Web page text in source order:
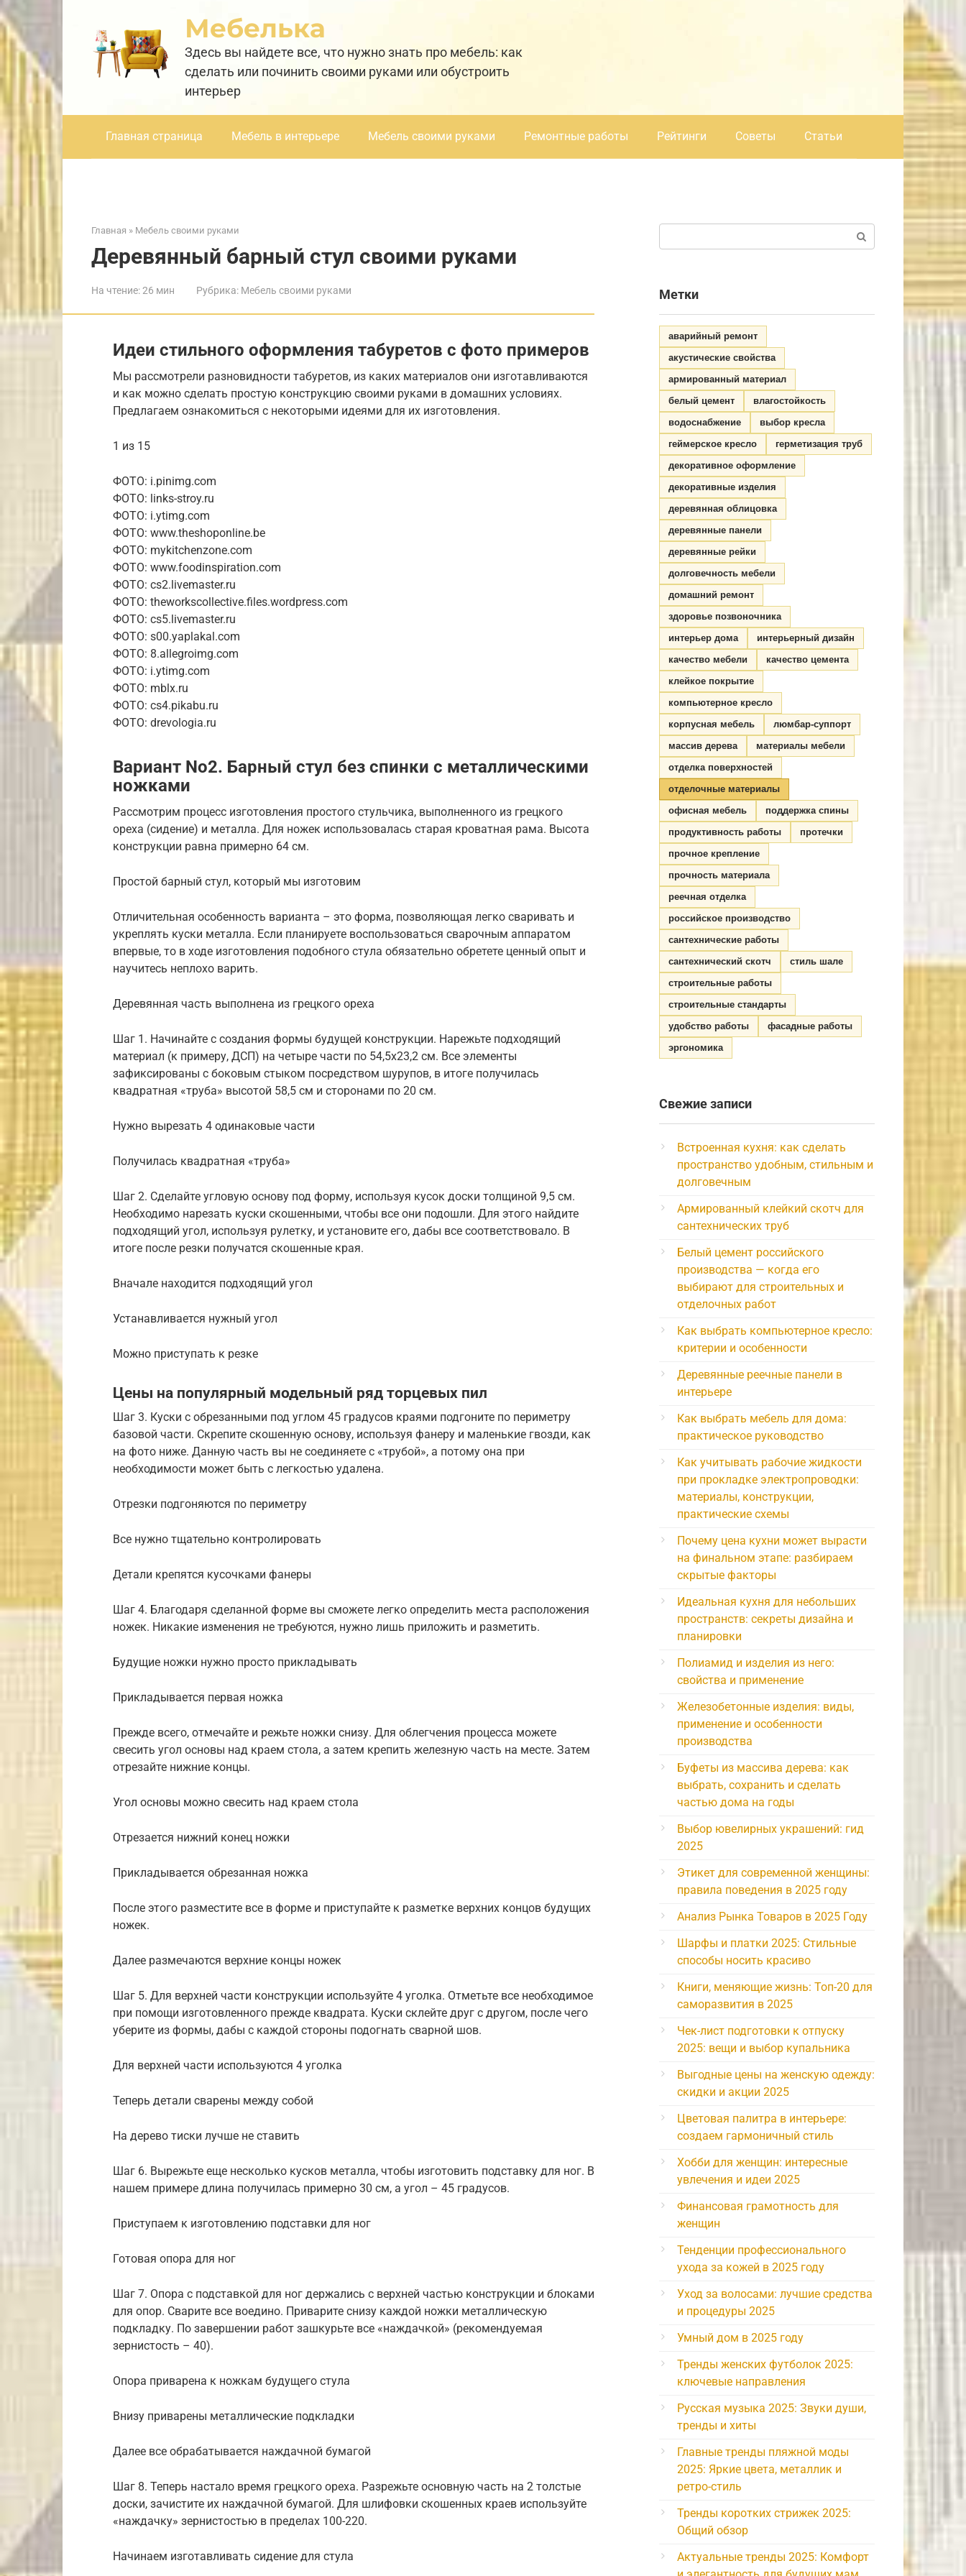
Перейти
к
контенту
Мебелька
Здесь вы найдете все, что нужно знать про мебель: как
сделать или починить своими руками или обустроить
интерьер
Главная страница Мебель в интерьере Мебель своими руками Ремонтные работы Рейтинги Советы Статьи
Главная » Мебель своими руками
Деревянный барный стул своими руками
На чтение:26 мин Рубрика: Мебель своими руками
Идеи стильного оформления табуретов с фото примеров
Мы рассмотрели разновидности табуретов, из каких материалов они изготавливаются
и как можно сделать простую конструкцию своими руками в домашних условиях.
Предлагаем ознакомиться с некоторыми идеями для их изготовления.
1 из 15
ФОТО: i.pinimg.com
ФОТО: links-stroy.ru
ФОТО: i.ytimg.com
ФОТО: www.theshoponline.be
ФОТО: mykitchenzone.com
ФОТО: www.foodinspiration.com
ФОТО: cs2.livemaster.ru
ФОТО: theworkscollective.files.wordpress.com
ФОТО: cs5.livemaster.ru
ФОТО: s00.yaplakal.com
ФОТО: 8.allegroimg.com
ФОТО: i.ytimg.com
ФОТО: mblx.ru
ФОТО: cs4.pikabu.ru
ФОТО: drevologia.ru
Вариант No2. Барный стул без спинки с металлическими
ножками
Рассмотрим процесс изготовления простого стульчика, выполненного из грецкого
ореха (сидение) и металла. Для ножек использовалась старая кроватная рама. Высота
конструкции равна примерно 64 см.
Простой барный стул, который мы изготовим
Отличительная особенность варианта – это форма, позволяющая легко сваривать и
укреплять куски металла. Если планируете воспользоваться сварочным аппаратом
впервые, то в ходе изготовления подобного стула обязательно обретете ценный опыт и
научитесь неплохо варить.
Деревянная часть выполнена из грецкого ореха
Шаг 1. Начинайте с создания формы будущей конструкции. Нарежьте подходящий
материал (к примеру, ДСП) на четыре части по 54,5х23,2 см. Все элементы
зафиксированы с боковым стыком посредством шурупов, в итоге получилась
квадратная «труба» высотой 58,5 см и сторонами по 20 см.
Нужно вырезать 4 одинаковые части
Получилась квадратная «труба»
Шаг 2. Сделайте угловую основу под форму, используя кусок доски толщиной 9,5 см.
Необходимо нарезать куски скошенными, чтобы все они подошли. Для этого найдите
подходящий угол, используя рулетку, и установите его, дабы все соответствовало. В
итоге после резки получатся скошенные края.
Вначале находится подходящий угол
Устанавливается нужный угол
Можно приступать к резке
Цены на популярный модельный ряд торцевых пил
Шаг 3. Куски с обрезанными под углом 45 градусов краями подгоните по периметру
базовой части. Скрепите скошенную основу, используя фанеру и маленькие гвозди, как
на фото ниже. Данную часть вы не соединяете с «трубой», а потому она при
необходимости может быть с легкостью удалена.
Отрезки подгоняются по периметру
Все нужно тщательно контролировать
Детали крепятся кусочками фанеры
Шаг 4. Благодаря сделанной форме вы сможете легко определить места расположения
ножек. Никакие изменения не требуются, нужно лишь приложить и разметить.
Будущие ножки нужно просто прикладывать
Прикладывается первая ножка
Прежде всего, отмечайте и режьте ножки снизу. Для облегчения процесса можете
свесить угол основы над краем стола, а затем крепить железную часть на месте. Затем
отрезайте нижние концы.
Угол основы можно свесить над краем стола
Отрезается нижний конец ножки
Прикладывается обрезанная ножка
После этого разместите все в форме и приступайте к разметке верхних концов будущих
ножек.
Далее размечаются верхние концы ножек
Шаг 5. Для верхней части конструкции используйте 4 уголка. Отметьте все необходимое
при помощи изготовленного прежде квадрата. Куски склейте друг с другом, после чего
уберите из формы, дабы с каждой стороны подогнать сварной шов.
Для верхней части используются 4 уголка
Теперь детали сварены между собой
На дерево тиски лучше не ставить
Шаг 6. Вырежьте еще несколько кусков металла, чтобы изготовить подставку для ног. В
нашем примере длина получилась примерно 30 см, а угол – 45 градусов.
Приступаем к изготовлению подставки для ног
Готовая опора для ног
Шаг 7. Опора с подставкой для ног держались с верхней частью конструкции и блоками
для опор. Сварите все воедино. Приварите снизу каждой ножки металлическую
подкладку. По завершении работ зашкурьте все «наждачкой» (рекомендуемая
зернистость – 40).
Опора приварена к ножкам будущего стула
Внизу приварены металлические подкладки
Далее все обрабатывается наждачной бумагой
Шаг 8. Теперь настало время грецкого ореха. Разрежьте основную часть на 2 толстые
доски, зачистите их наждачной бумагой. Для шлифовки скошенных краев используйте
«наждачку» зернистостью в пределах 100-220.
Начинаем изготавливать сидение для стула
Метки
аварийный ремонт
акустические свойства
армированный материал
белый цемент
влагостойкость
водоснабжение
выбор кресла
геймерское кресло
герметизация труб
декоративное оформление
декоративные изделия
деревянная облицовка
деревянные панели
деревянные рейки
долговечность мебели
домашний ремонт
здоровье позвоночника
интерьер дома
интерьерный дизайн
качество мебели
качество цемента
клейкое покрытие
компьютерное кресло
корпусная мебель
люмбар-суппорт
массив дерева
материалы мебели
отделка поверхностей
отделочные материалы
офисная мебель
поддержка спины
продуктивность работы
протечки
прочное крепление
прочность материала
реечная отделка
российское производство
сантехнические работы
сантехнический скотч
стиль шале
строительные работы
строительные стандарты
удобство работы
фасадные работы
эргономика
Свежие записи
Встроенная кухня: как сделать
пространство удобным, стильным и
долговечным
Армированный клейкий скотч для
сантехнических труб
Белый цемент российского
производства — когда его
выбирают для строительных и
отделочных работ
Как выбрать компьютерное кресло:
критерии и особенности
Деревянные реечные панели в
интерьере
Как выбрать мебель для дома:
практическое руководство
Как учитывать рабочие жидкости
при прокладке электропроводки:
материалы, конструкции,
практические схемы
Почему цена кухни может вырасти
на финальном этапе: разбираем
скрытые факторы
Идеальная кухня для небольших
пространств: секреты дизайна и
планировки
Полиамид и изделия из него:
свойства и применение
Железобетонные изделия: виды,
применение и особенности
производства
Буфеты из массива дерева: как
выбрать, сохранить и сделать
частью дома на годы
Выбор ювелирных украшений: гид
2025
Этикет для современной женщины:
правила поведения в 2025 году
Анализ Рынка Товаров в 2025 Году
Шарфы и платки 2025: Стильные
способы носить красиво
Книги, меняющие жизнь: Топ-20 для
саморазвития в 2025
Чек-лист подготовки к отпуску
2025: вещи и выбор купальника
Выгодные цены на женскую одежду:
скидки и акции 2025
Цветовая палитра в интерьере:
создаем гармоничный стиль
Хобби для женщин: интересные
увлечения и идеи 2025
Финансовая грамотность для
женщин
Тенденции профессионального
ухода за кожей в 2025 году
Уход за волосами: лучшие средства
и процедуры 2025
Умный дом в 2025 году
Тренды женских футболок 2025:
ключевые направления
Русская музыка 2025: Звуки души,
тренды и хиты
Главные тренды пляжной моды
2025: Яркие цвета, металлик и
ретро-стиль
Тренды коротких стрижек 2025:
Общий обзор
Актуальные тренды 2025: Комфорт